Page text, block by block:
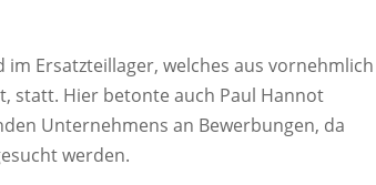
Ersatzteillager, welches aus vornehmlich
statt. Hier betonte auch Paul Hannot
Unternehmens an Bewerbungen, da
werden.